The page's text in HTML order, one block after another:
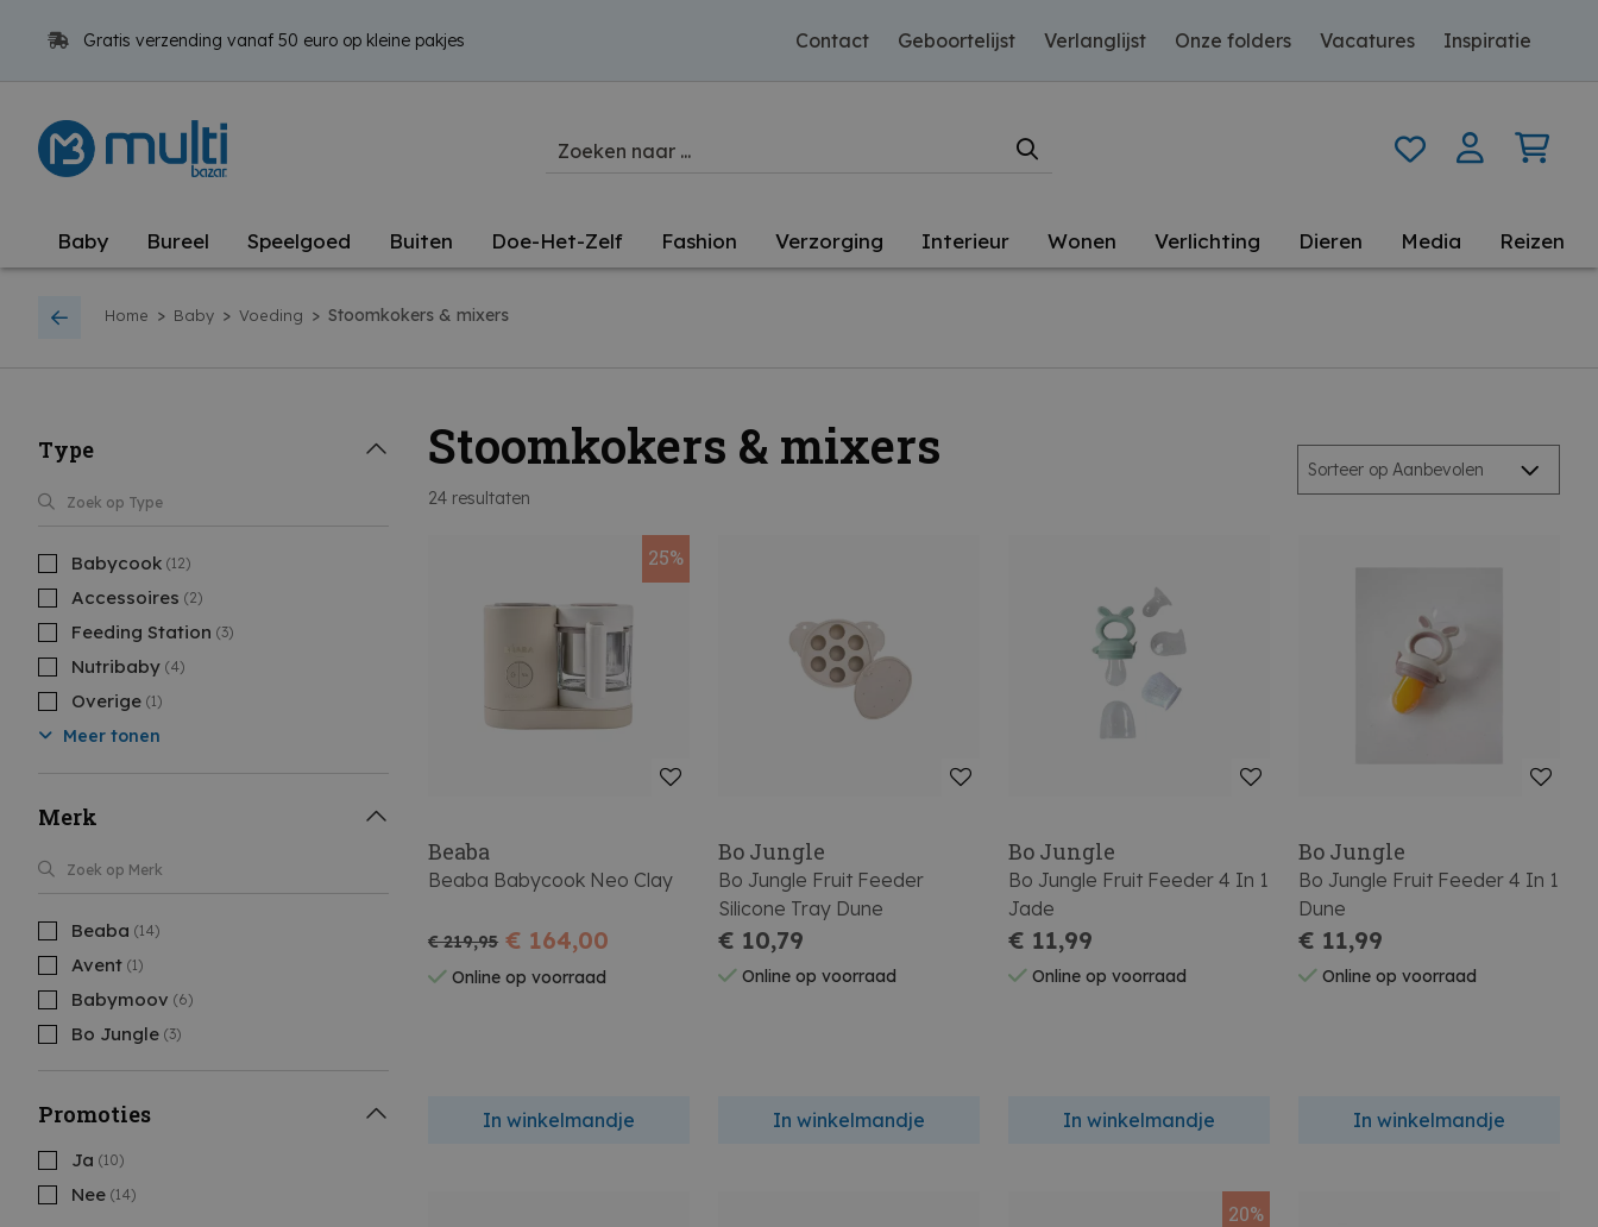
Gratis verzending vanaf 50 euro op kleine pakjes Contact Geboortelijst Verlanglijst Onze folders Vacatures Inspiratie
Baby Bureel Speelgoed Buiten Doe-Het-Zelf Fashion Verzorging Interieur Wonen Verlichting Dieren Media Reizen
Home > Baby > Voeding > Stoomkokers & mixers
Type
Babycook (12)
Accessoires (2)
Feeding Station (3)
Nutribaby (4)
Overige (1)
Meer tonen
Merk
Beaba (14)
Avent (1)
Babymoov (6)
Bo Jungle (3)
Promoties
Ja (10)
Nee (14)
Stoomkokers & mixers
24 resultaten
25%
Beaba
Beaba Babycook Neo Clay
€ 219,95 € 164,00
Online op voorraad
In winkelmandje
Bo Jungle
Bo Jungle Fruit Feeder
Silicone Tray Dune
€ 10,79
Online op voorraad
In winkelmandje
Bo Jungle
Bo Jungle Fruit Feeder 4 In 1
Jade
€ 11,99
Online op voorraad
In winkelmandje
Bo Jungle
Bo Jungle Fruit Feeder 4 In 1
Dune
€ 11,99
Online op voorraad
In winkelmandje
20%